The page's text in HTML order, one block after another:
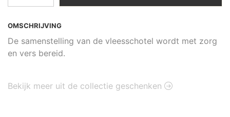
OMSCHRIJVING
De samenstelling van de vleesschotel wordt met zorg
en vers bereid.
Bekijk meer uit de collectie geschenken